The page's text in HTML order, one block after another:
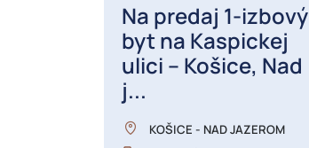
Na predaj 1-izbový
byt na Kaspickej
ulici – Košice, Nad
j...
KOŠICE - NAD JAZEROM